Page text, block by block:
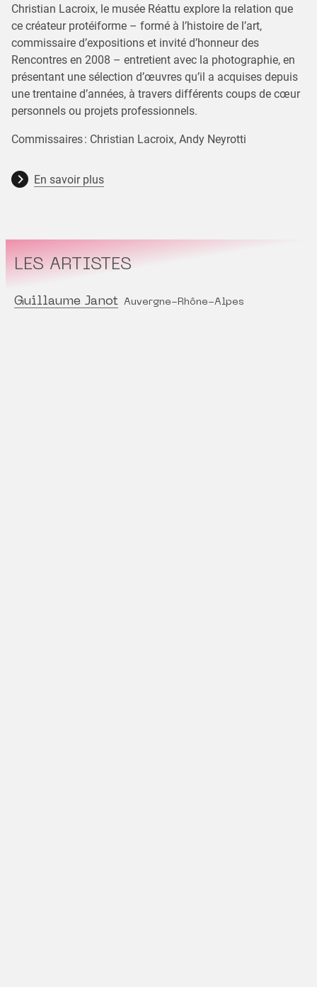
Christian Lacroix, le musée Réattu explore la relation que
ce créateur protéiforme – formé à l’histoire de l’art,
commissaire d’expositions et invité d’honneur des
Rencontres en 2008 – entretient avec la photographie, en
présentant une sélection d’œuvres qu’il a acquises depuis
une trentaine d’années, à travers différents coups de cœur
personnels ou projets professionnels.
Commissaires : Christian Lacroix, Andy Neyrotti
En savoir plus
LES ARTISTES
Guillaume Janot Auvergne-Rhône-Alpes